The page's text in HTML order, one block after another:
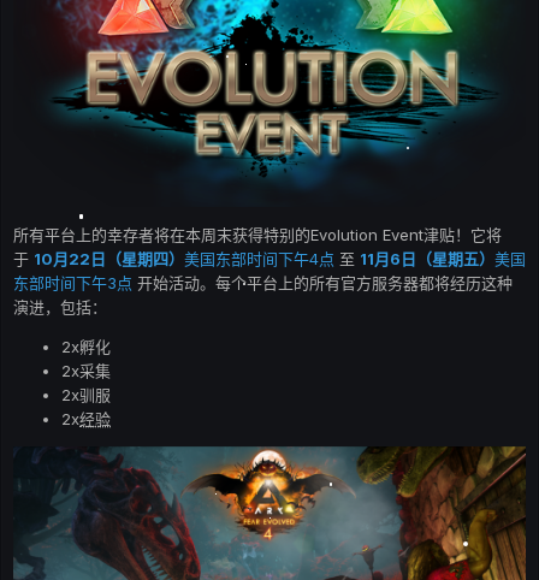
所有平台上的幸存者将在本周末获得特别的Evolution Event津贴！它将
于 10月22日（星期四） 美国东部时间下午4点 至 11月6日（星期五） 美国
东部时间下午3点 开始活动。每个平台上的所有官方服务器都将经历这种
演进，包括：
2x孵化
2x采集
2x驯服
2x经验